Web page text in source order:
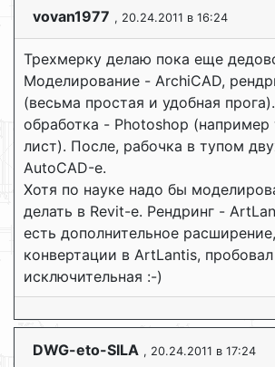
vovan1977 , 20.24.2011 в 16:24
Трехмерку делаю пока еще
Моделирование - ArchiCAD,
(весьма простая и удобная
обработка - Photoshop (например
лист). После, рабочка в тупом
AutoCAD-е.
Хотя по науке надо бы
делать в Revit-е. Рендринг -
есть дополнительное
конвертации в ArtLantis,
исключительная :-)
DWG-eto-SILA , 20.24.2011 в 17:24